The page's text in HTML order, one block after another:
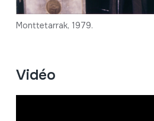
Monttetarrak, 1979.
Vidéo